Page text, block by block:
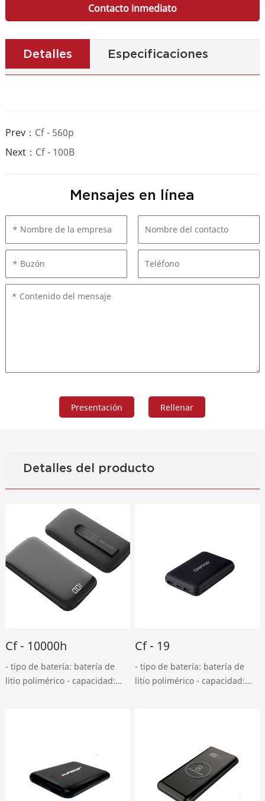
Contacto inmediato
Detalles Especificaciones
Prev： Cf - 560p
Next： Cf - 100B
Mensajes en línea
Detalles del producto
Cf - 10000h
- tipo de batería: batería de
litio polimérico - capacidad:
Cf - 19
- tipo de batería: batería de
litio polimérico - capacidad: